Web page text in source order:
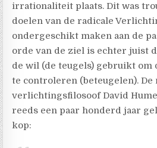
irrationaliteit plaats. Dit was
doelen van de radicale
ondergeschikt maken aan de
orde van de ziel is echter juist
de wil (de teugels) gebruikt om
te controleren (beteugelen). De
verlichtingsfilosoof David
reeds een paar honderd jaar
kop: